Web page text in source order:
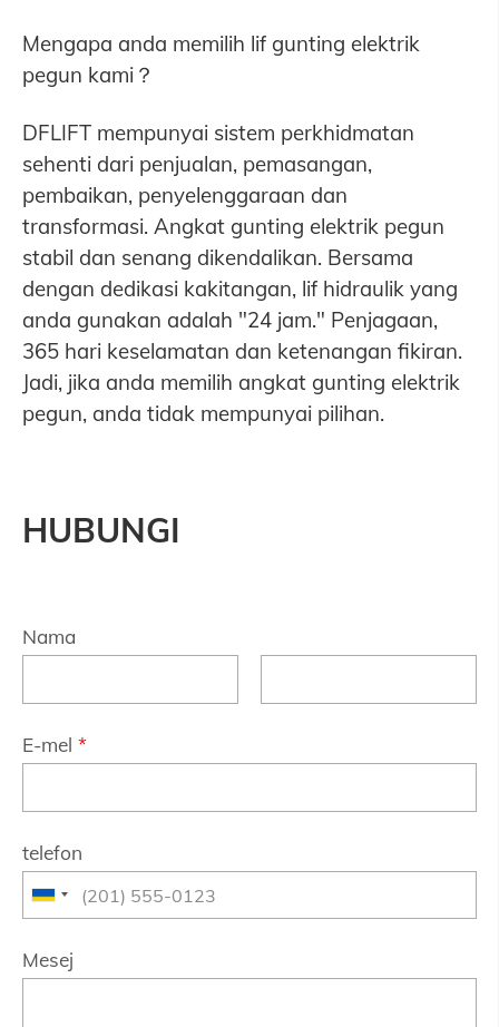
Mengapa anda memilih lif gunting elektrik
pegun kami？
DFLIFT mempunyai sistem perkhidmatan
sehenti dari penjualan, pemasangan,
pembaikan, penyelenggaraan dan
transformasi. Angkat gunting elektrik pegun
stabil dan senang dikendalikan. Bersama
dengan dedikasi kakitangan, lif hidraulik yang
anda gunakan adalah "24 jam." Penjagaan,
365 hari keselamatan dan ketenangan fikiran.
Jadi, jika anda memilih angkat gunting elektrik
pegun, anda tidak mempunyai pilihan.
HUBUNGI
Nama
E-mel *
telefon
Mesej